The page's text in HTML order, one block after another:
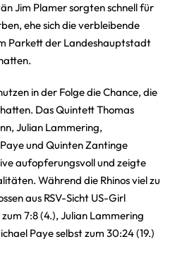
Jim Plamer sorgten schnell für
ehe sich die verbleibende
Parkett der Landeshauptstadt
in der Folge die Chance, die
Das Quintett Thomas
Julian Lammering,
und Quinten Zantinge
aufopferungsvoll und zeigte
Während die Rhinos viel zu
aus RSV-Sicht US-Girl
7:8 (4.), Julian Lammering
Paye selbst zum 30:24 (19.)